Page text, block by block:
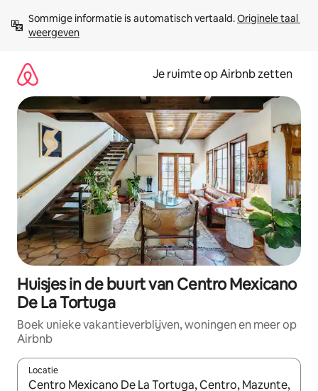
direct
naar
Sommige informatie is automatisch vertaald. Originele taal
weergeven
Je ruimte op Airbnb zetten
Huisjes in de buurt van Centro Mexicano
De La Tortuga
Boek unieke vakantieverblijven, woningen en meer op
Airbnb
Locatie
Wanneer er suggesties beschikbaar zijn, maak je een keuze